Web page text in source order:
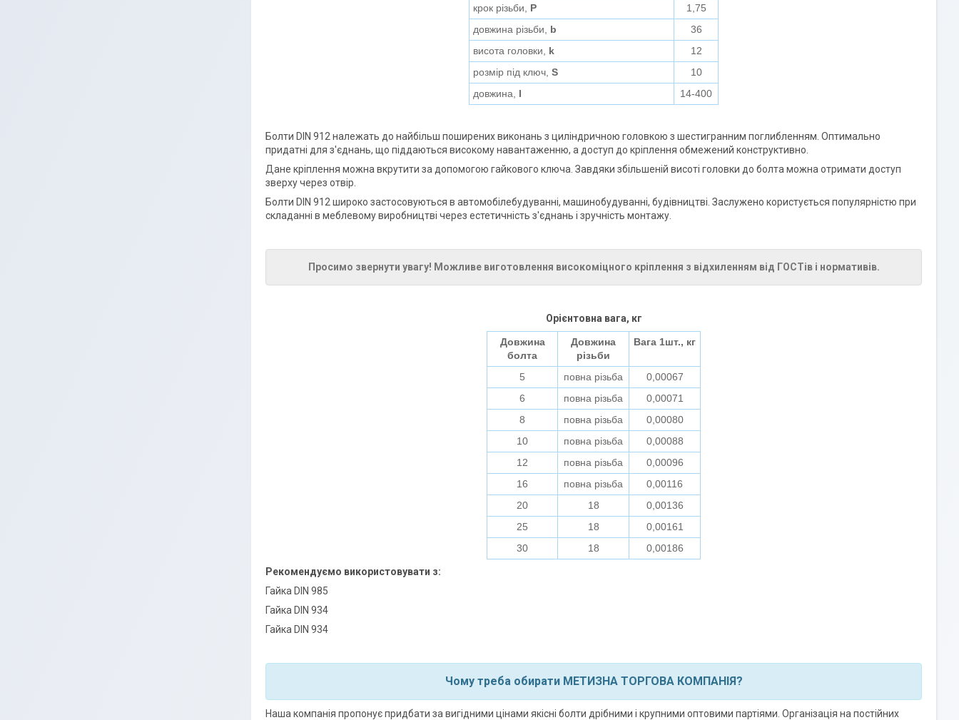
крок різьби, P
1,75
довжина різьби, b
36
висота головки, k
12
розмір під ключ, S
10
довжина, l 14-400
Болти DIN 912 належать до найбільш поширених виконань з циліндричною головкою з шестигранним поглибленням. Оптимально
придатні для з'єднань, що піддаються високому навантаженню, а доступ до кріплення обмежений конструктивно.
Дане кріплення можна вкрутити за допомогою гайкового ключа. Завдяки збільшеній висоті головки до болта можна отримати доступ
зверху через отвір.
Болти DIN 912 широко застосовуються в автомобілебудуванні, машинобудуванні, будівництві. Заслужено користується популярністю при
складанні в меблевому виробництві через естетичність з'єднань і зручність монтажу.
Просимо звернути увагу! Можливе виготовлення високоміцного кріплення з відхиленням від ГОСТів і нормативів.
Орієнтовна вага, кг
Довжина
болта
Довжина
різьби
Вага 1шт., кг
5 повна різьба
0,00067
6
повна різьба
0,00071
8
повна різьба
0,00080
10
повна різьба
0,00088
12
повна різьба
0,00096
16
повна різьба
0,00116
20
18
0,00136
25
18
0,00161
30
18 0,00186
Рекомендуємо використовувати з:
Гайка DIN 985
Гайка DIN 934
Гайка DIN 934
Чому треба обирати МЕТИЗНА ТОРГОВА КОМПАНІЯ?
Наша компанія пропонує придбати за вигідними цінами якісні болти дрібними і крупними оптовими партіями. Організація на постійних